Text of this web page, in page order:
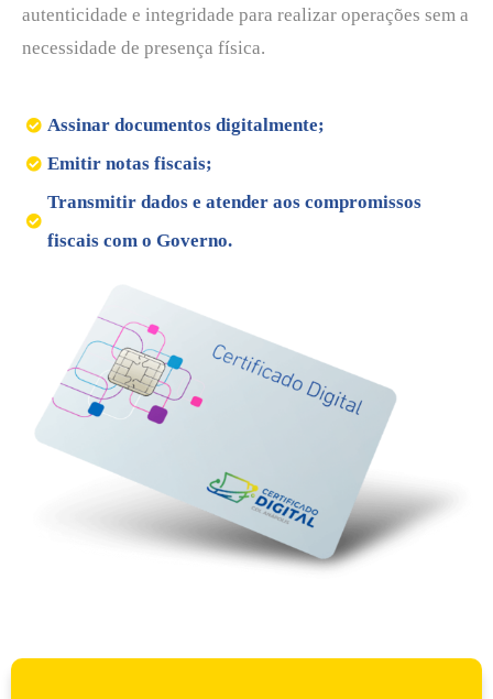
autenticidade e integridade para realizar operações sem a
necessidade de presença física.
Assinar documentos digitalmente;
Emitir notas fiscais;
Transmitir dados e atender aos compromissos
fiscais com o Governo.